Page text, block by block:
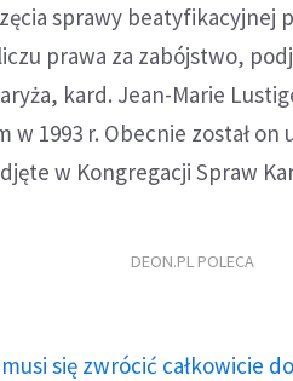
sprawy
prawa za zabójstwo,
kard. Jean-Marie
w 1993 r. Obecnie został
w Kongregacji Spraw
DEON.PL POLECA
się zwrócić całkowicie